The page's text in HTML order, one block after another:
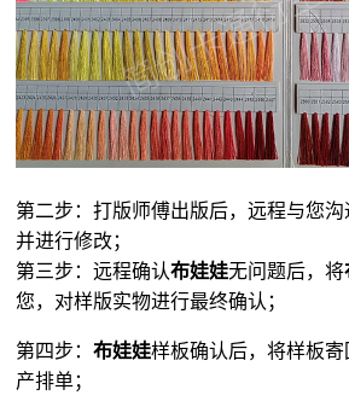
第二步：打版师傅出版后，远程与您沟
并进行修改；
第三步：远程确认布娃娃无问题后，将
您，对样版实物进行最终确认；
第四步：布娃娃样板确认后，将样板
产排单；